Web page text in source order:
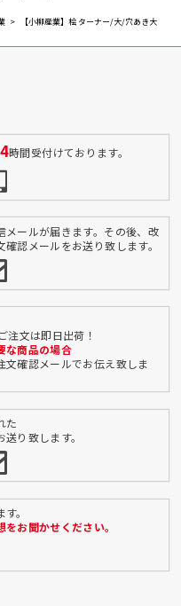
【小柳産業】桧 ターナー/大/穴あき大
時間受付けております。
メールが届きます。その後、改
認メールをお送り致します。
注文は即日出荷！
な商品の場合
文確認メールでお伝え致しま
た
送り致します。
。
お聞かせください。